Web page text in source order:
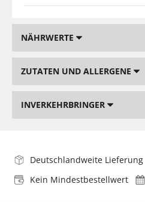
NÄHRWERTE
ZUTATEN UND ALLERGENE
INVERKEHRBRINGER
Deutschlandweite Lieferung
Kein Mindestbestellwert